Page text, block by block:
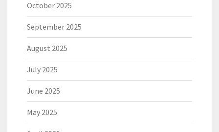
October 2025
September 2025
August 2025
July 2025
June 2025
May 2025